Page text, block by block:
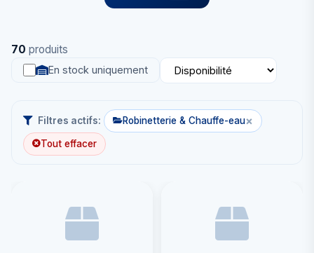
70 produits
En stock uniquement
Filtres actifs: Robinetterie & Chauffe-eau×
Tout effacer